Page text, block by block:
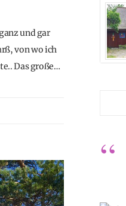
und gar
von wo ich
Das große…